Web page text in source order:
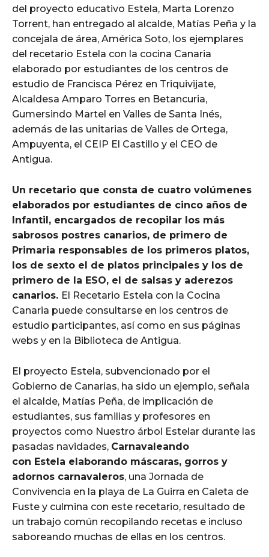
del proyecto educativo Estela, Marta Lorenzo
Torrent, han entregado al alcalde, Matías Peña y la
concejala de área, América Soto, los ejemplares
del recetario Estela con la cocina Canaria
elaborado por estudiantes de los centros de
estudio de Francisca Pérez en Triquivijate,
Alcaldesa Amparo Torres en Betancuria,
Gumersindo Martel en Valles de Santa Inés,
además de las unitarias de Valles de Ortega,
Ampuyenta, el CEIP El Castillo y el CEO de
Antigua.
Un recetario que consta de cuatro volúmenes
elaborados por estudiantes de cinco años de
Infantil, encargados de recopilar los más
sabrosos postres canarios, de primero de
Primaria responsables de los primeros platos,
los de sexto el de platos principales y los de
primero de la ESO, el de salsas y aderezos
canarios. El Recetario Estela con la Cocina
Canaria puede consultarse en los centros de
estudio participantes, así como en sus páginas
webs y en la Biblioteca de Antigua.
El proyecto Estela, subvencionado por el
Gobierno de Canarias, ha sido un ejemplo, señala
el alcalde, Matías Peña, de implicación de
estudiantes, sus familias y profesores en
proyectos como Nuestro árbol Estelar durante las
pasadas navidades, Carnavaleando
con Estela elaborando máscaras, gorros y
adornos carnavaleros, una Jornada de
Convivencia en la playa de La Guirra en Caleta de
Fuste y culmina con este recetario, resultado de
un trabajo común recopilando recetas e incluso
saboreando muchas de ellas en los centros.